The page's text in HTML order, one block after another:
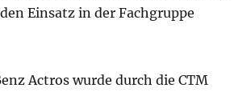
Einsatz in der Fachgruppe
Actros wurde durch die CTM